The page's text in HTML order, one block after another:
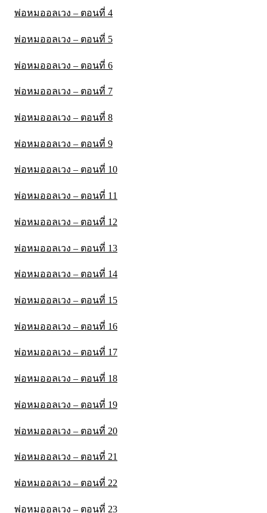
พ่อหมออลเวง – ตอนที่ 4
พ่อหมออลเวง – ตอนที่ 5
พ่อหมออลเวง – ตอนที่ 6
พ่อหมออลเวง – ตอนที่ 7
พ่อหมออลเวง – ตอนที่ 8
พ่อหมออลเวง – ตอนที่ 9
พ่อหมออลเวง – ตอนที่ 10
พ่อหมออลเวง – ตอนที่ 11
พ่อหมออลเวง – ตอนที่ 12
พ่อหมออลเวง – ตอนที่ 13
พ่อหมออลเวง – ตอนที่ 14
พ่อหมออลเวง – ตอนที่ 15
พ่อหมออลเวง – ตอนที่ 16
พ่อหมออลเวง – ตอนที่ 17
พ่อหมออลเวง – ตอนที่ 18
พ่อหมออลเวง – ตอนที่ 19
พ่อหมออลเวง – ตอนที่ 20
พ่อหมออลเวง – ตอนที่ 21
พ่อหมออลเวง – ตอนที่ 22
พ่อหมออลเวง – ตอนที่ 23